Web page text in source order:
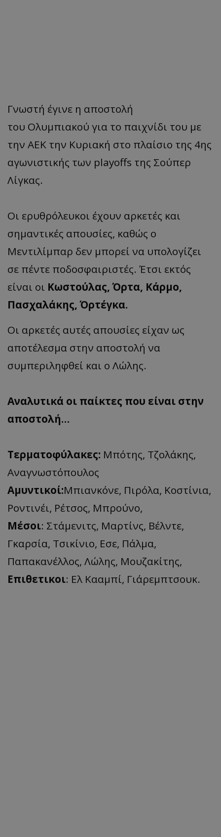
Γνωστή έγινε η αποστολή
του Ολυμπιακού για το παιχνίδι του με
την ΑΕΚ την Κυριακή στο πλαίσιο της 4ης
αγωνιστικής των playoffs της Σούπερ
Λίγκας.
Οι ερυθρόλευκοι έχουν αρκετές και
σημαντικές απουσίες, καθώς ο
Μεντιλίμπαρ δεν μπορεί να υπολογίζει
σε πέντε ποδοσφαιριστές. Έτσι εκτός
είναι οι Κωστούλας, Όρτα, Κάρμο,
Πασχαλάκης, Όρτέγκα.
Οι αρκετές αυτές απουσίες είχαν ως
αποτέλεσμα στην αποστολή να
συμπεριληφθεί και ο Λώλης.
Αναλυτικά οι παίκτες που είναι στην
αποστολή…
Τερματοφύλακες: Μπότης, Τζολάκης,
Αναγνωστόπουλος
Αμυντικοί:Μπιανκόνε, Πιρόλα, Κοστίνια,
Ροντινέι, Ρέτσος, Μπρούνο,
Μέσοι: Στάμενιτς, Μαρτίνς, Βέλντε,
Γκαρσία, Τσικίνιο, Εσε, Πάλμα,
Παπακανέλλος, Λώλης, Μουζακίτης,
Επιθετικοι: Ελ Κααμπί, Γιάρεμπτσουκ.